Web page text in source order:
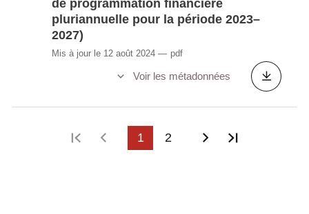
de programmation financière
pluriannuelle pour la période 2023–
2027)
Mis à jour le 12 août 2024 pdf
Voir les métadonnées
Première page
Page précédente
1 2 Page suivante